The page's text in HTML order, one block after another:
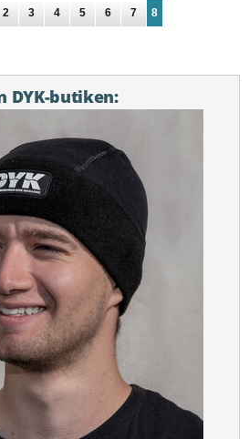
2 3 4 5 6 7 8
DYK-butiken: